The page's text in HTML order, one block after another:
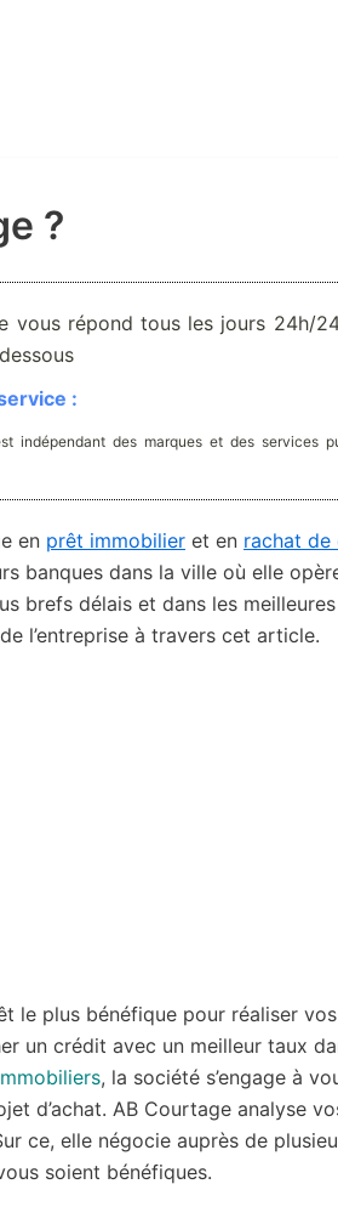
?
vous répond tous les jours 24h/
:
indépendant des marques et des services
en prêt immobilier et en rachat de
banques dans la ville où elle
brefs délais et dans les meilleures
l’entreprise à travers cet article.
le plus bénéfique pour réaliser
un crédit avec un meilleur taux
, la société s’engage à
d’achat. AB Courtage analyse
ce, elle négocie auprès de
soient bénéfiques.